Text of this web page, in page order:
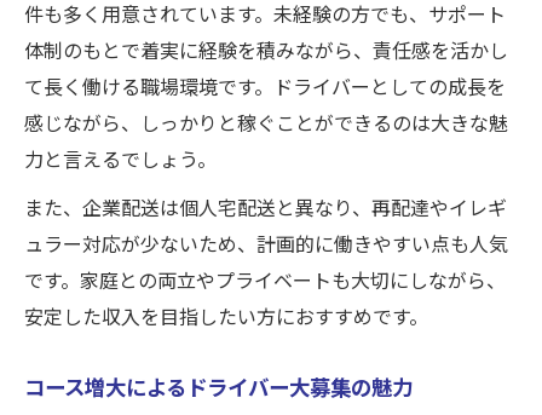
件も多く用意されています。未経験の方でも、サポート
体制のもとで着実に経験を積みながら、責任感を活かし
て長く働ける職場環境です。ドライバーとしての成長を
感じながら、しっかりと稼ぐことができるのは大きな魅
力と言えるでしょう。
また、企業配送は個人宅配送と異なり、再配達やイレギ
ュラー対応が少ないため、計画的に働きやすい点も人気
です。家庭との両立やプライベートも大切にしながら、
安定した収入を目指したい方におすすめです。
コース増大によるドライバー大募集の魅力